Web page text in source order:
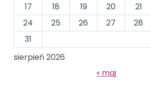
sierpień 2026
17
18 19 20 21
24
25 26 27 28
31
« maj